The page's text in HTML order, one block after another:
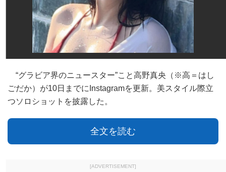
“グラビア界のニュースター”こと高野真央（※高＝はし
ごだか）が10日までにInstagramを更新。美スタイル際立
つソロショットを披露した。
全文を読む
[ADVERTISEMENT]